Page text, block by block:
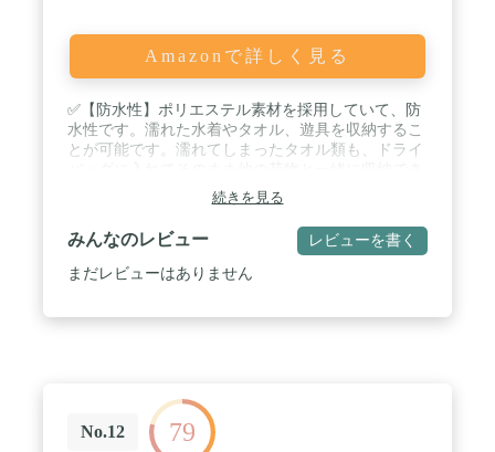
Amazonで詳しく見る
✅【防水性】ポリエステル素材を採用していて、防
水性です。濡れた水着やタオル、遊具を収納するこ
とが可能です。濡れてしまったタオル類も、ドライ
ます。 / ✅【製品材質】ドライバッグはポリエステ
ルと PU コーティングでできており、防水性と耐久
性があります。 / ✅【軽量 & ポータブル】防水バッ
グは軽量で、持ち運びに便利な小さなサイズに折り
たたむことができます。 / ✅【多用途】衣類、本、
続きを見る
みんなのレビュー レビューを書く
まだレビューはありません
No.12 79